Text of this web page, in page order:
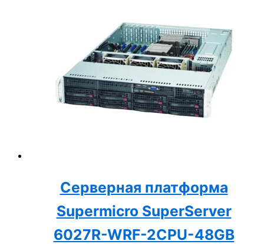
Серверная платформа
Supermicro SuperServer
6027R-WRF-2CPU-48GB